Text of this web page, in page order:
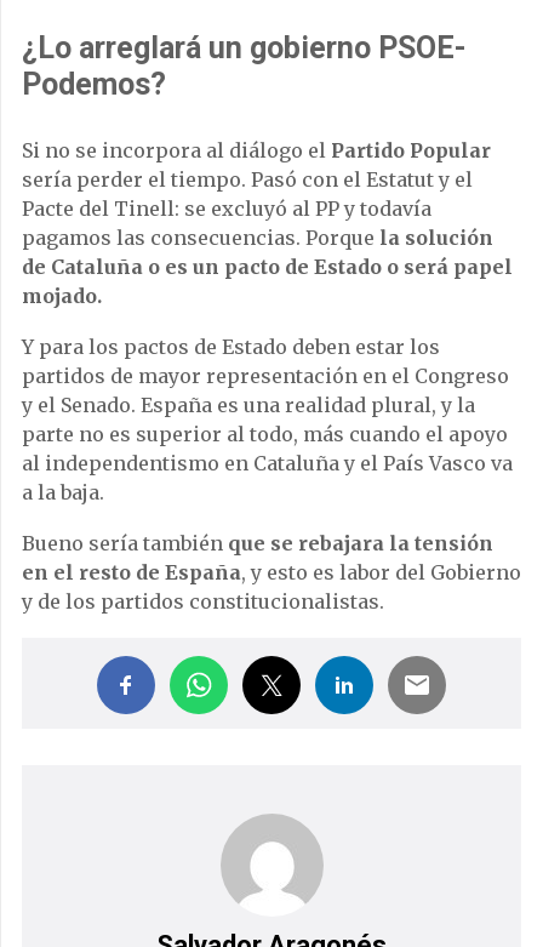
¿Lo arreglará un gobierno PSOE-
Podemos?
Si no se incorpora al diálogo el Partido Popular
sería perder el tiempo. Pasó con el Estatut y el
Pacte del Tinell: se excluyó al PP y todavía
pagamos las consecuencias. Porque la solución
de Cataluña o es un pacto de Estado o será papel
mojado.
Y para los pactos de Estado deben estar los
partidos de mayor representación en el Congreso
y el Senado. España es una realidad plural, y la
parte no es superior al todo, más cuando el apoyo
al independentismo en Cataluña y el País Vasco va
a la baja.
Bueno sería también que se rebajara la tensión
en el resto de España, y esto es labor del Gobierno
y de los partidos constitucionalistas.